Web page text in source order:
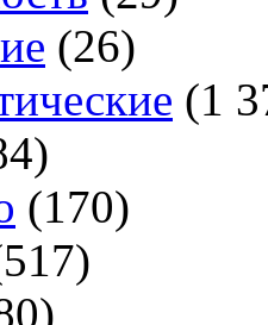
(26)
(1
(170)